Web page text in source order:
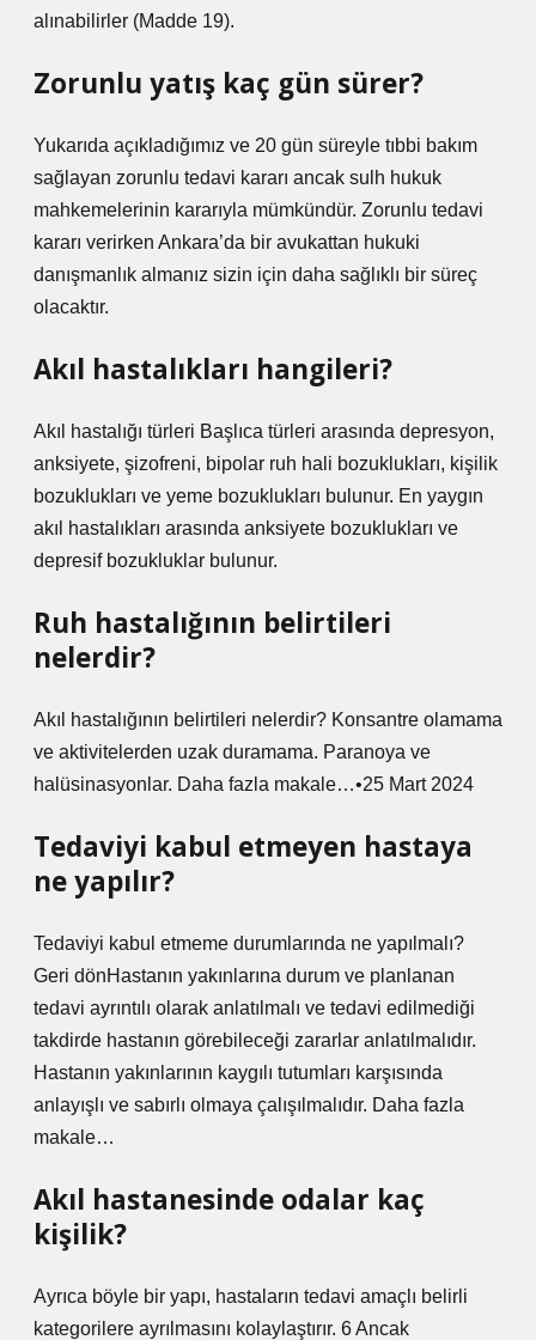
alınabilirler (Madde 19).
Zorunlu yatış kaç gün sürer?
Yukarıda açıkladığımız ve 20 gün süreyle tıbbi bakım
sağlayan zorunlu tedavi kararı ancak sulh hukuk
mahkemelerinin kararıyla mümkündür. Zorunlu tedavi
kararı verirken Ankara’da bir avukattan hukuki
danışmanlık almanız sizin için daha sağlıklı bir süreç
olacaktır.
Akıl hastalıkları hangileri?
Akıl hastalığı türleri Başlıca türleri arasında depresyon,
anksiyete, şizofreni, bipolar ruh hali bozuklukları, kişilik
bozuklukları ve yeme bozuklukları bulunur. En yaygın
akıl hastalıkları arasında anksiyete bozuklukları ve
depresif bozukluklar bulunur.
Ruh hastalığının belirtileri
nelerdir?
Akıl hastalığının belirtileri nelerdir? Konsantre olamama
ve aktivitelerden uzak duramama. Paranoya ve
halüsinasyonlar. Daha fazla makale…•25 Mart 2024
Tedaviyi kabul etmeyen hastaya
ne yapılır?
Tedaviyi kabul etmeme durumlarında ne yapılmalı?
Geri dönHastanın yakınlarına durum ve planlanan
tedavi ayrıntılı olarak anlatılmalı ve tedavi edilmediği
takdirde hastanın görebileceği zararlar anlatılmalıdır.
Hastanın yakınlarının kaygılı tutumları karşısında
anlayışlı ve sabırlı olmaya çalışılmalıdır. Daha fazla
makale…
Akıl hastanesinde odalar kaç
kişilik?
Ayrıca böyle bir yapı, hastaların tedavi amaçlı belirli
kategorilere ayrılmasını kolaylaştırır. 6 Ancak